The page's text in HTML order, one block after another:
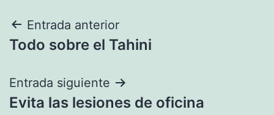
Navegación
de
entradas
Entrada anterior
Todo sobre el Tahini
Entrada siguiente
Evita las lesiones de oficina